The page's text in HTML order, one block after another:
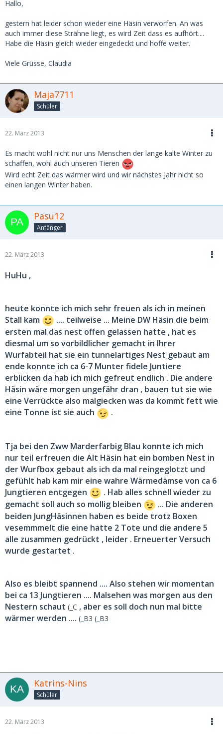
Hallo,
gestern hat leider schon wieder eine Häsin verworfen. An was
auch immer diese Strähne liegt, es wird Zeit dass es aufhört....
Habe die Häsin gleich wieder eingedeckt und hoffe weiter.
Viele Grüsse, Claudia
Maja7711
Schüler
22. März 2013
Es macht wohl nicht nur uns Menschen der lange kalte Winter zu
schaffen, wohl auch unseren Tieren
Wird echt Zeit das wärmer wird und wir nächstes Jahr nicht so
einen langen Winter haben.
Pasu12
Anfänger
22. März 2013
HuHu ,
heute konnte ich mich sehr freuen als ich in meinen
Stall kam
.... teilweise ... Meine DW Häsin die beim
ersten mal das nest offen gelassen hatte , hat es
diesmal um so vorbildlicher gemacht in Ihrer
Wurfabteil hat sie ein tunnelartiges Nest gebaut am
ende konnte ich ca 6-7 Munter fidele Juntiere
erblicken da hab ich mich gefreut endlich . Die andere
Häsin wäre morgen ungefähr dran , bauen tut sie wie
eine Verrückte also malgiecken was da kommt fett wie
eine Tonne ist sie auch
.
Tja bei den Zww Marderfarbig Blau konnte ich mich
nur teil erfreuen die Alt Häsin hat ein bomben Nest in
der Wurfbox gebaut als ich da mal reingeglotzt und
gefühlt hab kam mir eine wahre Wärmedämse von ca 6
Jungtieren entgegen
. Hab alles schnell wieder zu
gemacht soll auch so mollig bleiben
... Die anderen
beiden JungHäsinnen haben es beide trotz Boxen
vesemmmelt die eine hatte 2 Tote und die andere 5
alle zusammen gedrückt , leider . Erneuerter Versuch
wurde gestartet .
Also es bleibt spannend .... Also stehen wir momentan
bei ca 13 Jungtieren .... Malsehen was morgen aus den
Nestern schaut (_C , aber es soll doch nun mal bitte
wärmer werden .... (_B3 (_B3
Katrins-Nins
Schüler
22. März 2013